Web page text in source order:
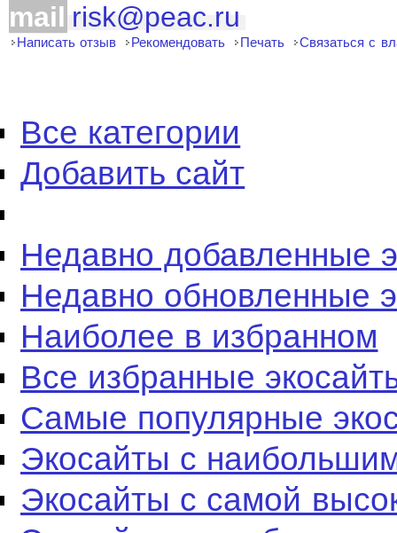
mail risk@peac.ru
Написать отзыв Рекомендовать Печать Связаться с
Все категории
Добавить сайт
Недавно добавленные
Недавно обновленные
Наиболее в избранном
Все избранные
Самые популярные
Экосайты с
Экосайты с самой